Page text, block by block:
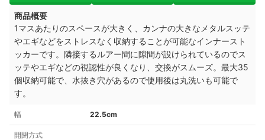
商品概要
1マスあたりのスペースが大きく、カンナの大きなメタルスッテ
やエギなどをストレスなく収納することが可能なインナースト
ッカーです。隣接するルアー間に隙間が設けられているのでス
ッテやエギなどの視認性が良くなり、交換がスムーズ。最大35
個収納可能で、水抜き穴があるので使用後は丸洗いも可能で
す。
幅 22.5cm
開閉方式